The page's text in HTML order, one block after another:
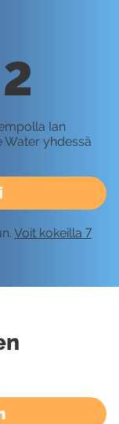
Ian
Water yhdessä
Voit kokeilla 7